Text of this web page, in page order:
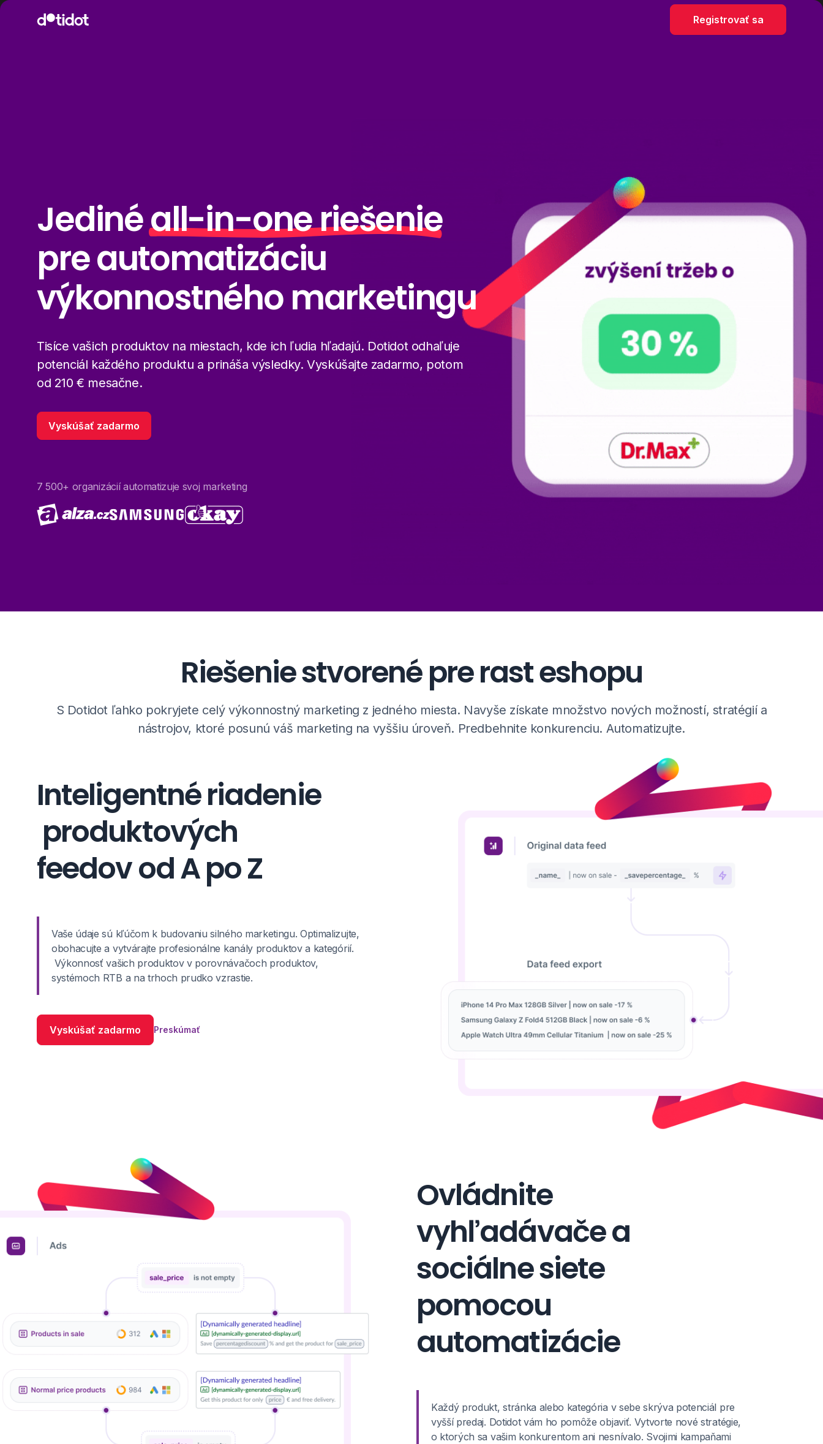
Registrovať sa
Jediné all-in-one riešenie
pre automatizáciu
výkonnostného marketingu
Tisíce vašich produktov na miestach, kde ich ľudia hľadajú. Dotidot odhaľuje
potenciál každého produktu a prináša výsledky. Vyskúšajte zadarmo, potom
od 210 € mesačne.
Vyskúšať zadarmo
7 500+ organizácií automatizuje svoj marketing
Riešenie stvorené pre rast eshopu
S Dotidot ľahko pokryjete celý výkonnostný marketing z jedného miesta. Navyše získate množstvo nových možností, stratégií a
nástrojov, ktoré posunú váš marketing na vyššiu úroveň. Predbehnite konkurenciu. Automatizujte.
Inteligentné riadenie
produktových
feedov od A po Z
Vaše údaje sú kľúčom k budovaniu silného marketingu. Optimalizujte,
obohacujte a vytvárajte profesionálne kanály produktov a kategórií.
Výkonnosť vašich produktov v porovnávačoch produktov,
systémoch RTB a na trhoch prudko vzrastie.
Vyskúšať zadarmo Preskúmať
Ovládnite
vyhľadávače a
sociálne siete
pomocou
automatizácie
Každý produkt, stránka alebo kategória v sebe skrýva potenciál pre
vyšší predaj. Dotidot vám ho pomôže objaviť. Vytvorte nové stratégie,
o ktorých sa vašim konkurentom ani nesnívalo. Svojimi kampaňami